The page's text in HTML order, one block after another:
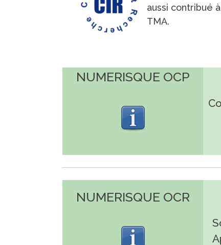
aussi contribué
TMA.
NUMERISQUE OCP
NUMERISQUE OCR